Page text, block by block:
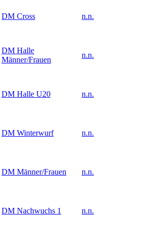
DM Cross n.n.
DM Halle
Männer/Frauen
n.n.
DM Halle U20 n.n.
DM Winterwurf n.n.
DM Männer/Frauen n.n.
DM Nachwuchs 1 n.n.